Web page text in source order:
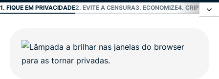
1. FIQUE EM PRIVACIDADE2. EVITE A CENSURA3. ECONOMIZE4.
2. Evite a censura